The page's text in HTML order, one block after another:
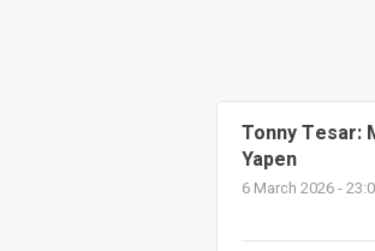
Tonny Tesar:
Yapen
6 March 2026 -